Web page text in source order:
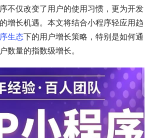
不仅改变了用户的使用习惯，更为开发
增长机遇。本文将结合小程序轻应用趋
生态下的用户增长策略，特别是如何通
数量的指数级增长。